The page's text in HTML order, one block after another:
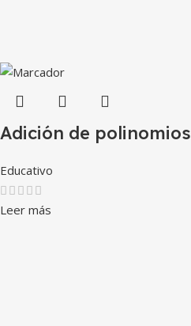
Adición de polinomios
Educativo
Leer más